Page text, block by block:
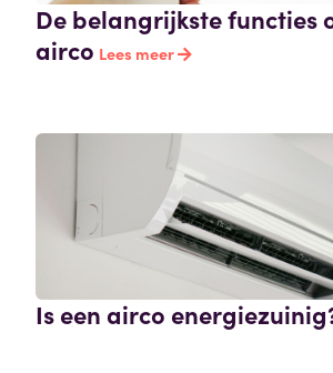
De belangrijkste functies
airco Lees meer
Is een airco